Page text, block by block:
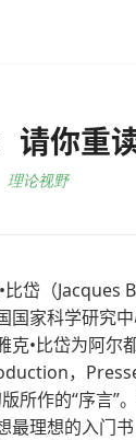
请你重
理论视野
比岱（Jacques
国家科学研究
克•比岱为阿尔
，
所作的“序言”
最理想的入门